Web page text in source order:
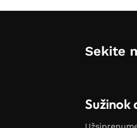
Sekite
Sužinok